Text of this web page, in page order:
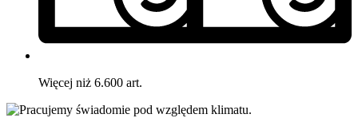
Więcej niż 6.600 art.